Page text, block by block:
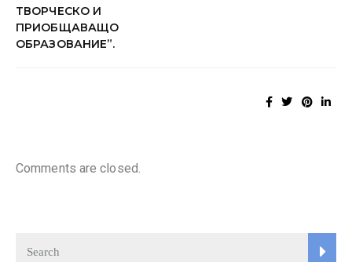
ТВОРЧЕСКО И
ПРИОБЩАВАЩО
ОБРАЗОВАНИЕ”.
Comments are closed.